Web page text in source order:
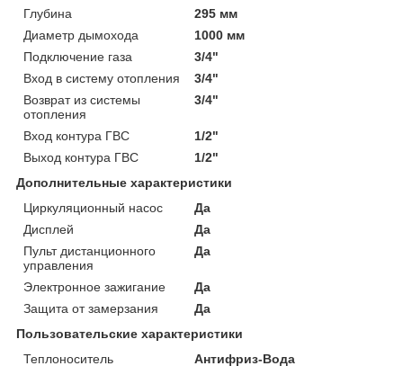
Глубина
295 мм
Диаметр дымохода
1000 мм
Подключение газа
3/4"
Вход в систему отопления
3/4"
Возврат из системы
отопления
3/4"
Вход контура ГВС
1/2"
Выход контура ГВС
1/2"
Дополнительные характеристики
Циркуляционный насос
Да
Дисплей
Да
Пульт дистанционного
управления
Да
Электронное зажигание
Да
Защита от замерзания
Да
Пользовательские характеристики
Теплоноситель
Антифриз-Вода